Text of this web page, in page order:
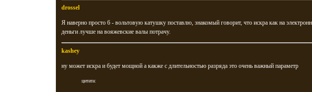
drossel
Я наверно просто 6 - вольтовую катушку поставлю, знакомый говорит, что искра как на
деньги лучше на вояжевские валы потрачу.
kashey
ну может искра и будет мощной а какже с длительностью разряда это очень важный параметр
цитата: